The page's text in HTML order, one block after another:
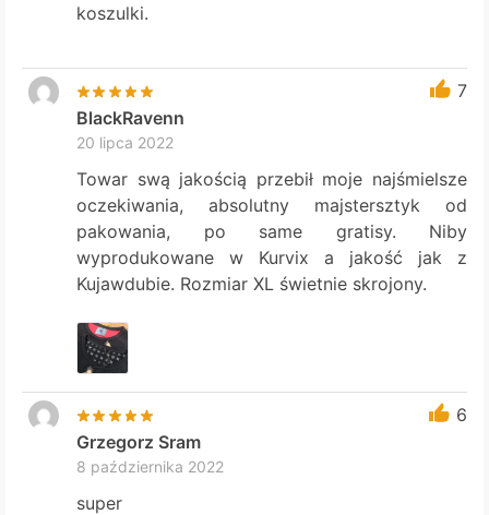
koszulki.
7
BlackRavenn
20 lipca 2022
Towar swą jakością przebił moje najśmielsze
oczekiwania, absolutny majstersztyk od
pakowania, po same gratisy. Niby
wyprodukowane w Kurvix a jakość jak z
Kujawdubie. Rozmiar XL świetnie skrojony.
6
Grzegorz Sram
8 października 2022
super